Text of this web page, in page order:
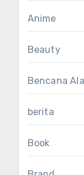
Anime
Beauty
Bencana
berita
Book